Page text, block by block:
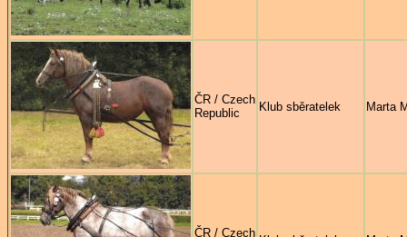
ČR / Czech
Republic
Klub sběratelek Marta
ČR / Czech